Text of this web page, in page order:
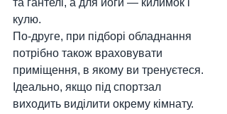
та гантелі, а для йоги — килимок і
кулю.
По-друге, при підборі обладнання
потрібно також враховувати
приміщення, в якому ви тренуєтеся.
Ідеально, якщо під спортзал
виходить виділити окрему кімнату.